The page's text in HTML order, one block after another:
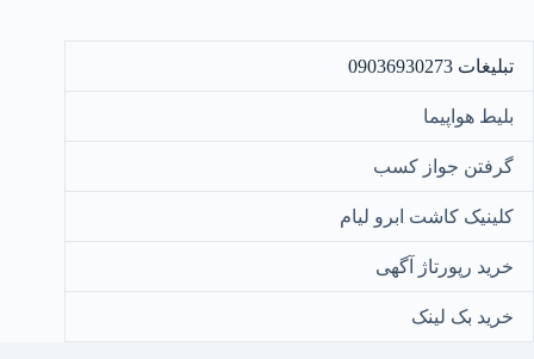
تبلیغات 09036930273
بلیط هواپیما
گرفتن جواز کسب
کلینیک کاشت ابرو لیام
خرید رپورتاژ آگهی
خرید بک لینک